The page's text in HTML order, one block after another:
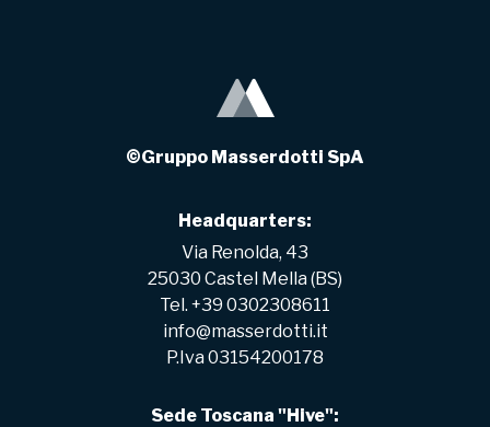
©Gruppo Masserdotti SpA
Headquarters:
Via Renolda, 43
25030 Castel Mella (BS)
Tel. +39 0302308611
info@masserdotti.it
P.Iva 03154200178
Sede Toscana "Hive":